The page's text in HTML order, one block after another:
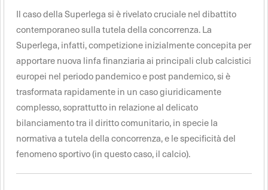
Il caso della Superlega si è rivelato cruciale nel dibattito
contemporaneo sulla tutela della concorrenza. La
Superlega, infatti, competizione inizialmente concepita per
apportare nuova linfa finanziaria ai principali club calcistici
europei nel periodo pandemico e post pandemico, si è
trasformata rapidamente in un caso giuridicamente
complesso, soprattutto in relazione al delicato
bilanciamento tra il diritto comunitario, in specie la
normativa a tutela della concorrenza, e le specificità del
fenomeno sportivo (in questo caso, il calcio).